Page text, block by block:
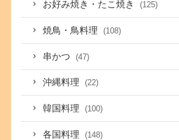
お好み焼き・たこ焼き (125)
焼鳥・鳥料理 (108)
串かつ (47)
沖縄料理 (22)
韓国料理 (100)
各国料理 (148)